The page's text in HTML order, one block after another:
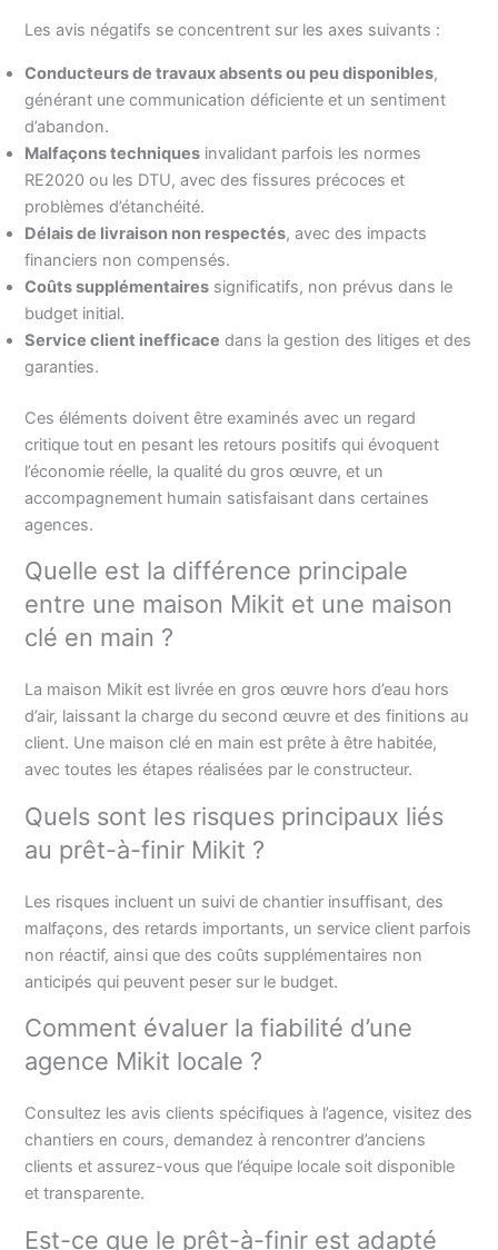
Les avis négatifs se concentrent sur les axes suivants :
Conducteurs de travaux absents ou peu disponibles,
générant une communication déficiente et un sentiment
d’abandon.
Malfaçons techniques invalidant parfois les normes
RE2020 ou les DTU, avec des fissures précoces et
problèmes d’étanchéité.
Délais de livraison non respectés, avec des impacts
financiers non compensés.
Coûts supplémentaires significatifs, non prévus dans le
budget initial.
Service client inefficace dans la gestion des litiges et des
garanties.
Ces éléments doivent être examinés avec un regard
critique tout en pesant les retours positifs qui évoquent
l’économie réelle, la qualité du gros œuvre, et un
accompagnement humain satisfaisant dans certaines
agences.
Quelle est la différence principale
entre une maison Mikit et une maison
clé en main ?
La maison Mikit est livrée en gros œuvre hors d’eau hors
d’air, laissant la charge du second œuvre et des finitions au
client. Une maison clé en main est prête à être habitée,
avec toutes les étapes réalisées par le constructeur.
Quels sont les risques principaux liés
au prêt-à-finir Mikit ?
Les risques incluent un suivi de chantier insuffisant, des
malfaçons, des retards importants, un service client parfois
non réactif, ainsi que des coûts supplémentaires non
anticipés qui peuvent peser sur le budget.
Comment évaluer la fiabilité d’une
agence Mikit locale ?
Consultez les avis clients spécifiques à l’agence, visitez des
chantiers en cours, demandez à rencontrer d’anciens
clients et assurez-vous que l’équipe locale soit disponible
et transparente.
Est-ce que le prêt-à-finir est adapté